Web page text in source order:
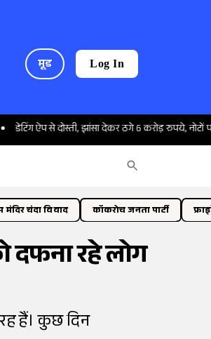
मूड Log In
से दोस्ती, झांसा देकर ठगे 6 करोड़ रुपये, नोटों पर सोती
मंदिर चंदा विवाद कॉकरोच जनता पार्टी
रहे लोग
हैं। कुछ दिन